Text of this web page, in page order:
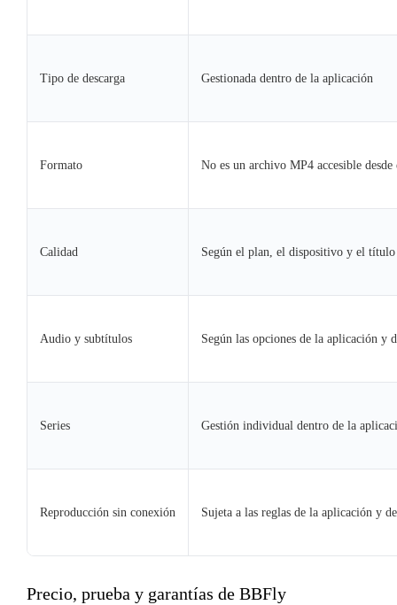
Tipo de descarga Gestionada dentro de la aplicación
Formato No es un archivo MP4 accesible desde
Calidad Según el plan, el dispositivo y el título
Audio y subtítulos Según las opciones de la aplicación y
Series Gestión individual dentro de la
Reproducción sin conexión Sujeta a las reglas de la aplicación y
Precio, prueba y garantías de BBFly